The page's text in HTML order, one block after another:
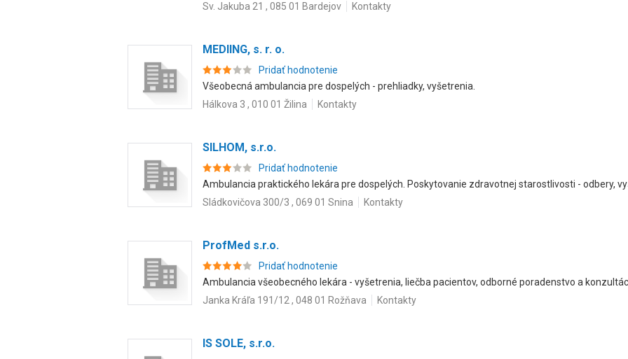
Sv. Jakuba 21 , 085 01 Bardejov
Kontakty
MEDIING, s. r. o.
Pridať hodnotenie
Všeobecná ambulancia pre dospelých - prehliadky, vyšetrenia.
Hálkova 3 , 010 01 Žilina
Kontakty
SILHOM, s.r.o.
Pridať hodnotenie
Ambulancia praktického lekára pre dospelých. Poskytovanie zdravotnej starostlivosti - odbery,
Sládkovičova 300/3 , 069 01 Snina
Kontakty
ProfMed s.r.o.
Pridať hodnotenie
Ambulancia všeobecného lekára - vyšetrenia, liečba pacientov, odborné poradenstvo a
Janka Kráľa 191/12 , 048 01 Rožňava
Kontakty
IS SOLE, s.r.o.